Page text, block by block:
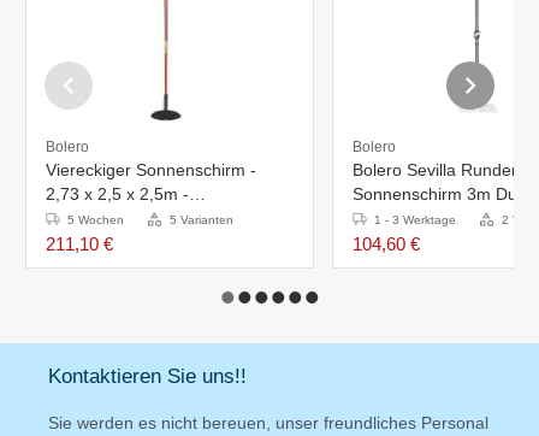
Bolero
Viereckiger Sonnenschirm -
2,73 x 2,5 x 2,5m -
Flaschenzugsystem - Erhältlich
in 4 Farben
5 Wochen 5 Varianten
211,10 €
Bolero
Bolero Sevilla Runder
Sonnenschirm 3m
Schwarz
1 - 3 Werktage 2
104,60 €
Kontaktieren Sie uns!!
Sie werden es nicht bereuen, unser freundliches Personal